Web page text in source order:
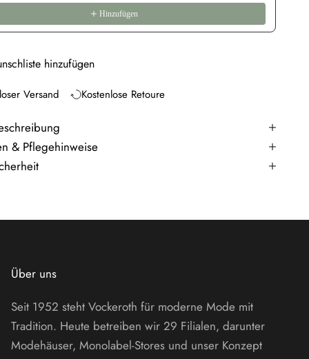
Hinzufügen
hinzufügen
Versand Kostenlose Retoure
& Pflegehinweise
Über uns
Seit 1952 steht Vockeroth für moderne Mode mit
Tradition. Heute betreiben wir 29 Filialen, darunter
Modehäuser, Monolabel-Stores und unser Konzept